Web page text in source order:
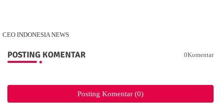
CEO INDONESIA NEWS
POSTING KOMENTAR 0Komentar
Posting Komentar (0)